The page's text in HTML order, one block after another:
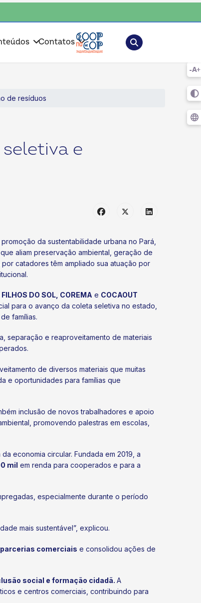
Contatos Pesquisar
de resíduos
e
da sustentabilidade urbana no Pará,
aliam preservação ambiental, geração de
catadores têm ampliado sua atuação por
FILHOS DO SOL, COREMA e COCAOUT
para o avanço da coleta seletiva no estado,
famílias.
separação e reaproveitamento de materiais
de diversos materiais que muitas
e oportunidades para famílias que
inclusão de novos trabalhadores e apoio
promovendo palestras em escolas,
economia circular. Fundada em 2019, a
mil em renda para cooperados e para a
especialmente durante o período
mais sustentável”, explicou.
comerciais e consolidou ações de
social e formação cidadã. A
e centros comerciais, contribuindo para